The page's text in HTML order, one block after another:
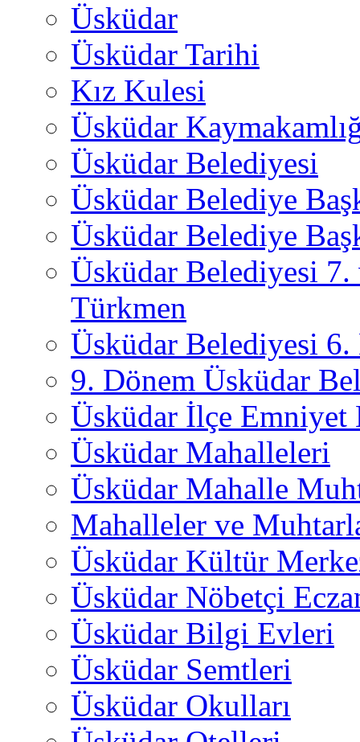
Üsküdar
Üsküdar Tarihi
Kız Kulesi
Üsküdar
Üsküdar Belediyesi
Üsküdar Belediye
Üsküdar Belediye
Üsküdar Belediyesi
Türkmen
Üsküdar Belediyesi 6.
9. Dönem Üsküdar
Üsküdar İlçe
Üsküdar Mahalleleri
Üsküdar Mahalle
Mahalleler ve
Üsküdar Kültür
Üsküdar Nöbetçi
Üsküdar Bilgi Evleri
Üsküdar Semtleri
Üsküdar Okulları